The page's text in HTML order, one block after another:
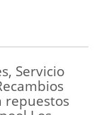
Servicio
repuestos